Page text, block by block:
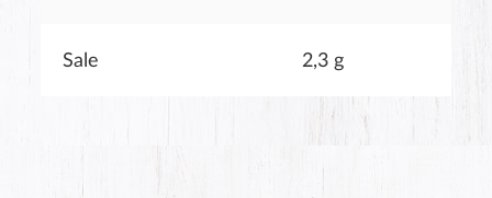
Sale 2,3 g